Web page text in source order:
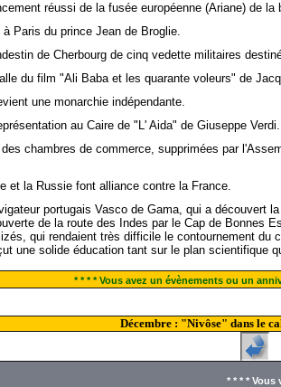
réussi de la fusée européenne (Ariane) de la
Paris du prince Jean de Broglie.
de Cherbourg de cinq vedette militaires
du film "Ali Baba et les quarante voleurs" de
une monarchie indépendante.
au Caire de "L' Aida" de Giuseppe Verdi.
chambres de commerce, supprimées par
et la Russie font alliance contre la France.
portugais Vasco de Gama, qui a découvert
de la route des Indes par le Cap de Bonnes
qui rendaient très difficile le contournement
une solide éducation tant sur le plan scientifique
* * * * Vous avez un évènements ou un
Décembre : "Nivôse" dans le
* * * *